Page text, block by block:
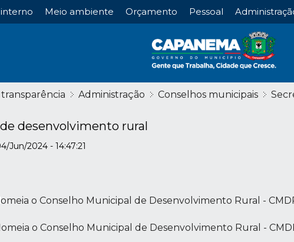
Meio ambiente Orçamento Pessoal
Administração Conselhos municipais
desenvolvimento rural
Jun/2024 - 14:47:21
o Conselho Municipal de Desenvolvimento Rural -
o Conselho Municipal de Desenvolvimento Rural -